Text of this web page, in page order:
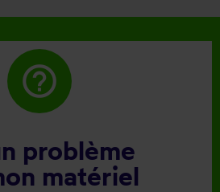
help_outline
problème
matériel